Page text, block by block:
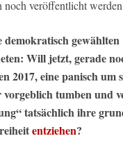
veröffentlicht
demokratisch gewählten
Will jetzt, gerade
2017, eine panisch um
vorgeblich tumben und
tatsächlich ihre
entziehen?